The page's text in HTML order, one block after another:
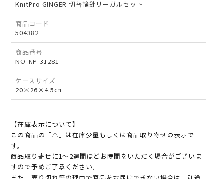
KnitPro GINGER 切替輪針リーガルセット
商品コード
504382
商品番号
NO-KP-31281
ケースサイズ
20×26×4.5㎝
【在庫表示について】
この商品の「△」は在庫少量もしくは商品取り寄せの表示で
す。
商品取り寄せに1～2週間ほどお時間をいただく場合がございま
すので予めご了承ください。